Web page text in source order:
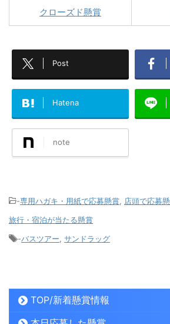
クローズド懸賞
Post
Hatena
note
-専用ハガキ・用紙で応募懸賞 店頭で応募
旅行・宿泊が当たる懸賞
-バスツアー サンドラッグ
TOP/新着懸賞情報